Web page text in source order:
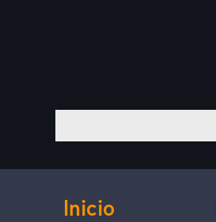
Inicio